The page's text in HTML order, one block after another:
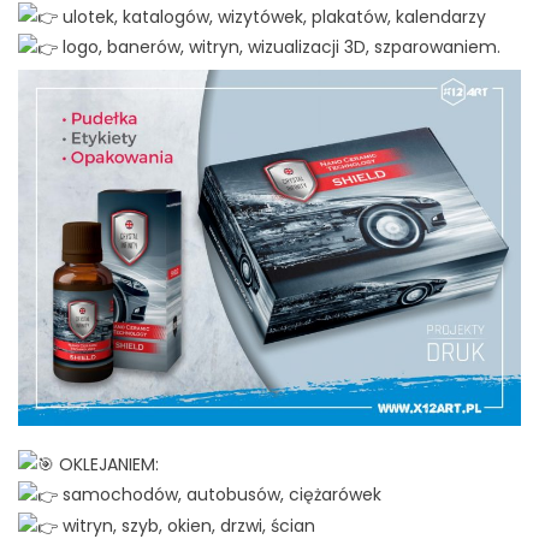
ulotek, katalogów, wizytówek, plakatów, kalendarzy
logo, banerów, witryn, wizualizacji 3D, szparowaniem.
OKLEJANIEM:
samochodów, autobusów, ciężarówek
witryn, szyb, okien, drzwi, ścian